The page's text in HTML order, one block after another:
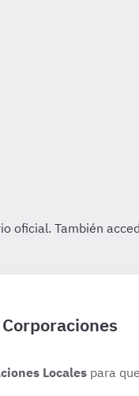
Locales para